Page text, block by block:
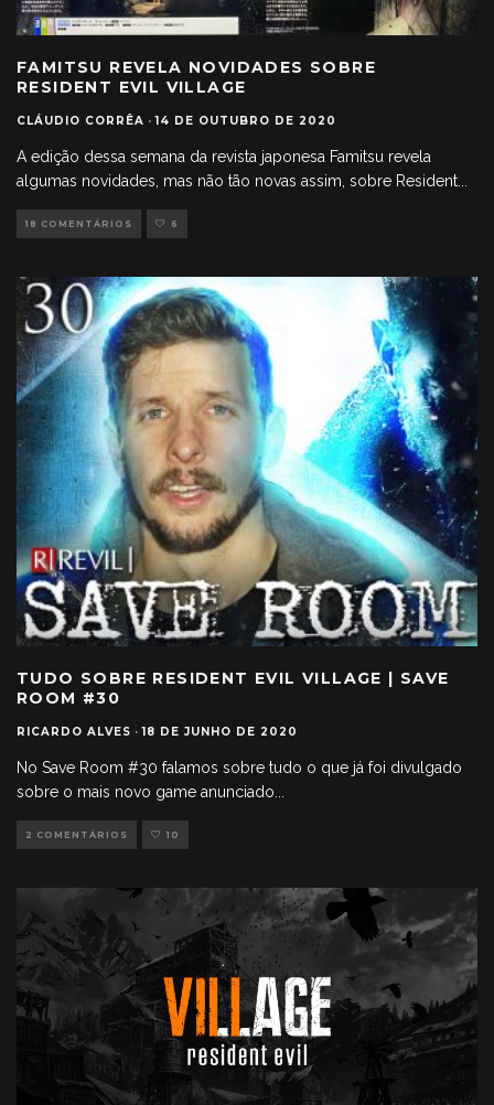
FAMITSU REVELA NOVIDADES SOBRE
RESIDENT EVIL VILLAGE
CLÁUDIO CORRÊA · 14 DE OUTUBRO DE 2020
A edição dessa semana da revista japonesa Famitsu revela
algumas novidades, mas não tão novas assim, sobre Resident...
18 COMENTÁRIOS 6
TUDO SOBRE RESIDENT EVIL VILLAGE | SAVE
ROOM #30
RICARDO ALVES · 18 DE JUNHO DE 2020
No Save Room #30 falamos sobre tudo o que já foi divulgado
sobre o mais novo game anunciado
2 COMENTÁRIOS 10